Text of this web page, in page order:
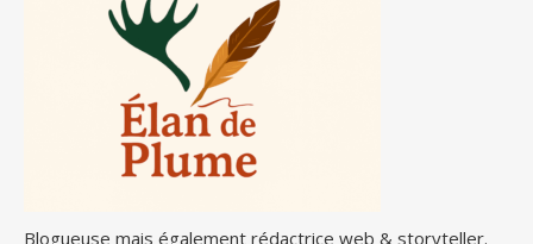
Blogueuse mais également rédactrice web & storyteller.